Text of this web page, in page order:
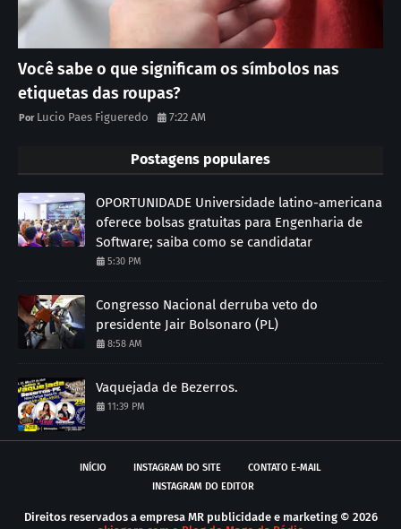
Você sabe o que significam os símbolos nas
etiquetas das roupas?
Lucio Paes Figueredo 7:22 AM
Postagens populares
OPORTUNIDADE Universidade latino-americana
oferece bolsas gratuitas para Engenharia de
Software; saiba como se candidatar
5:30 PM
Congresso Nacional derruba veto do
presidente Jair Bolsonaro (PL)
8:58 AM
Vaquejada de Bezerros.
11:39 PM
INÍCIO INSTAGRAM DO SITE
CONTATO E-MAIL
INSTAGRAM DO EDITOR
Direitos reservados a empresa MR publicidade e marketing © 2026